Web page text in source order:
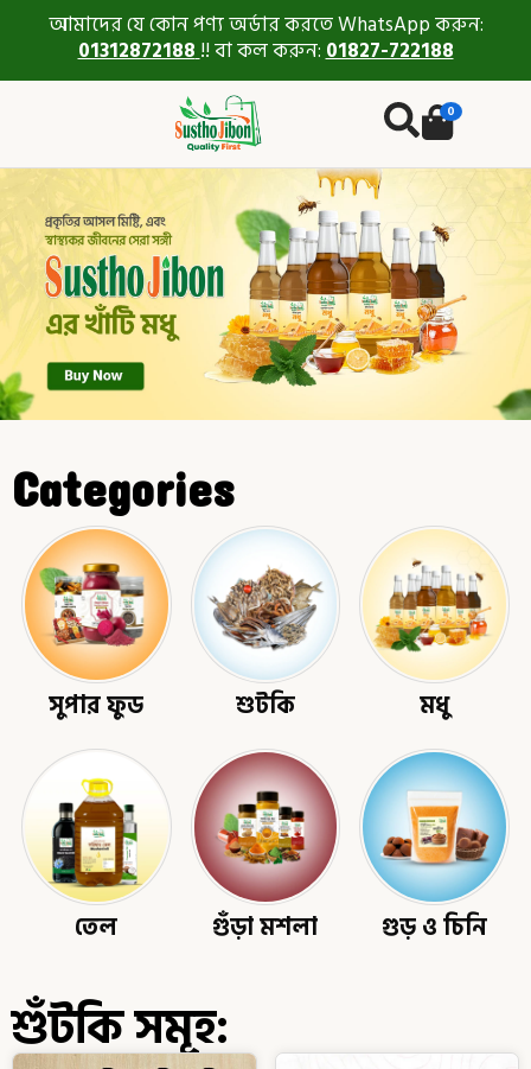
আমাদের যে কোন পণ্য অর্ডার করতে WhatsApp করুন:
01312872188!! বা কল করুন:01827-722188
0
Categories
সুপার ফুড শুটকি মধু
তেল গুঁড়া মশলা গুড় ও চিনি
শুঁটকি সমূহ: